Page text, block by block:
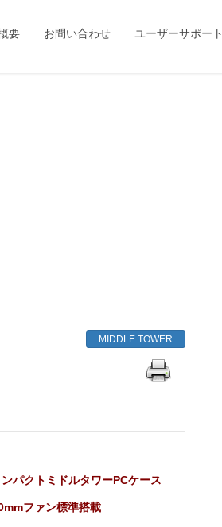
要 お問い合わせ ユーザーサポート
MIDDLE TOWER
パクトミドルタワーPCケース
ファン標準搭載